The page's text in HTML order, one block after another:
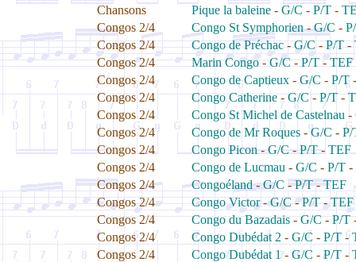
Chansons
Pique la baleine - G/C - P/T -
Congos 2/4
Congo St Symphorien-G/C -
Congos 2/4
Congo de Préchac-G/C-P/T-
Congos 2/4
Marin Congo-G/C-P/T-TEF
Congos 2/4
Congo de Captieux - G/C - P/T
Congos 2/4
Congo Catherine-G/C-P/T-
Congos 2/4
Congo St Michel de Castelnau -
Congos 2/4
Congo de Mr Roques -G/C - P/
Congos 2/4
Congo Picon-G/C-P/T- TEF
Congos 2/4
Congo de Lucmau - G/C - P/T -
Congos 2/4
Congoéland-G/C -P/T-TEF
Congos 2/4
Congo Victor-G/C-P/T-TEF
Congos 2/4
Congo du Bazadais-G/C-P/T
Congos 2/4
Congo Dubédat 2 - G/C - P/T -
Congos 2/4
Congo Dubédat 1- G/C -P/T -